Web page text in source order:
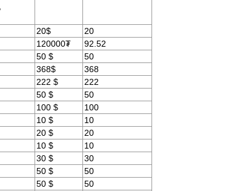
20$
20
120000₮
92.52
50 $
50
368$
368
222 $
222
50 $
50
100 $
100
10 $
10
20 $
20
10 $
10
30 $
30
50 $
50
50 $
50